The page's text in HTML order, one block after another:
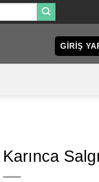
GIRIŞ
Karınca